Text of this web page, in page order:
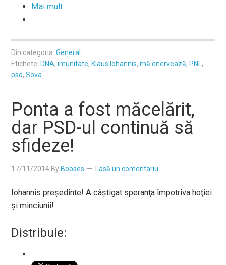
Mai mult
Din categoria:General
Etichete: DNA,imunitate, Klaus Iohannis,mă enervează, PNL,
psd,Sova
Ponta a fost măcelărit,
dar PSD-ul continuă să
sfideze!
17/11/2014 By Bobses Lasă un comentariu
Iohannis preşedinte! A câştigat speranţa împotriva hoţiei
şi minciunii!
Distribuie: